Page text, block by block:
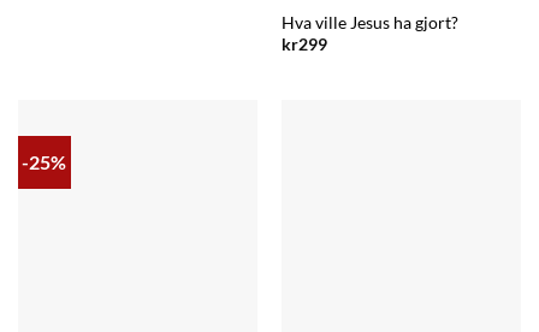
Hva ville Jesus ha gjort?
kr299
-25%